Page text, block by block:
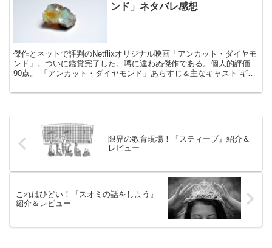
ンド」ネタバレ感想
傑作とネットで評判のNetflixオリジナル映画「アンカット・ダイヤモ
ンド」。ついに鑑賞完了した。噂に違わぬ傑作である。個人的評価
90点。 「アンカット・ダイヤモンド」あらすじ＆主なキャスト ギャ
限界の教育現場！『スティーブ』紹介＆
レビュー
これはひどい！『スオミの話をしよう』
紹介＆レビュー